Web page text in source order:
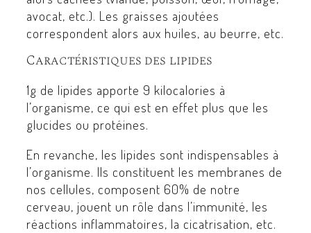
avocat, etc.). Les graisses ajoutées
correspondent alors aux huiles, au beurre, etc.
Caractéristiques des lipides
1g de lipides apporte 9 kilocalories à
l’organisme, ce qui est en effet plus que les
glucides ou protéines.
En revanche, les lipides sont indispensables à
l’organisme. Ils constituent les membranes de
nos cellules, composent 60% de notre
cerveau, jouent un rôle dans l’immunité, les
réactions inflammatoires, la cicatrisation, etc.